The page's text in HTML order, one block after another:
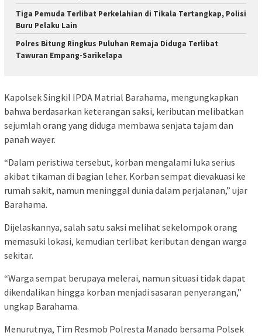
Tiga Pemuda Terlibat Perkelahian di Tikala Tertangkap, Polisi
Buru Pelaku Lain
Polres Bitung Ringkus Puluhan Remaja Diduga Terlibat
Tawuran Empang-Sarikelapa
Kapolsek Singkil IPDA Matrial Barahama, mengungkapkan
bahwa berdasarkan keterangan saksi, keributan melibatkan
sejumlah orang yang diduga membawa senjata tajam dan
panah wayer.
“Dalam peristiwa tersebut, korban mengalami luka serius
akibat tikaman di bagian leher. Korban sempat dievakuasi ke
rumah sakit, namun meninggal dunia dalam perjalanan,” ujar
Barahama.
Dijelaskannya, salah satu saksi melihat sekelompok orang
memasuki lokasi, kemudian terlibat keributan dengan warga
sekitar.
“Warga sempat berupaya melerai, namun situasi tidak dapat
dikendalikan hingga korban menjadi sasaran penyerangan,”
ungkap Barahama.
Menurutnya, Tim Resmob Polresta Manado bersama Polsek